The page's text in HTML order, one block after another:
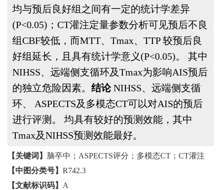
均与预后良好组之间有一定的统计学差异
(P<0.05)；CT灌注定量参数分析可见预后不良
组CBF较低，而MTT、Tmax、TTP 较预后良
好组延长，且具有统计学意义(P<0.05)。 其中
NIHSS、远端侧支循环及Tmax为影响AIS预后
的独立危险因素。 结论NIHSS、远端侧支循
环、 ASPECTS及多模态CT可以对AIS的预后
进行评测。 均具有较好的预测效能，其中
Tmax及NIHSS预测效能最好。
【关键词】 脑卒中；ASPECTS评分；多模态CT；CT灌注
【中图分类号】 R742.3
【文献标识码】 A